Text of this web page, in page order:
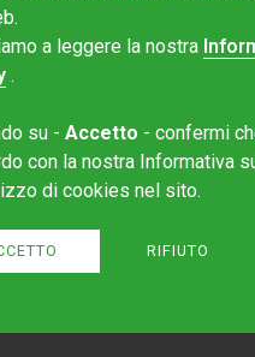
Editore Rotostampa SA
Sito creato daRedesign
a leggere la nostra
.
su - Accetto - confermi
con la nostra Informativa
di cookies nel sito.
RIFIUTO